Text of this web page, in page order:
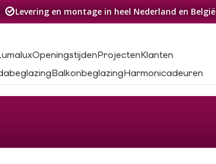
Levering en montage in heel Nederland en België
OpeningstijdenProjectenKlanten
BalkonbeglazingHarmonicadeuren